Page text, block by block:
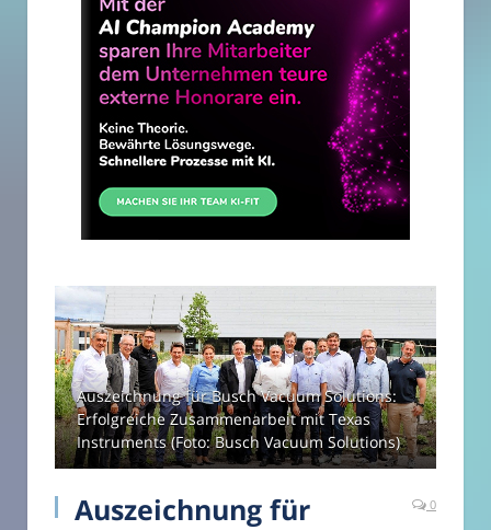
Auszeichnung für Busch Vacuum Solutions:
Erfolgreiche Zusammenarbeit mit Texas
Instruments (Foto: Busch Vacuum Solutions)
Auszeichnung für
0